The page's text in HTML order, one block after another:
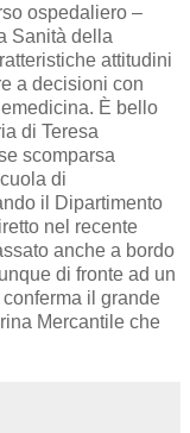
ospedaliero –
Sanità della
attitudini
a decisioni con
È bello
di Teresa
scomparsa
di
il Dipartimento
nel recente
anche a bordo
di fronte ad un
il grande
Mercantile che